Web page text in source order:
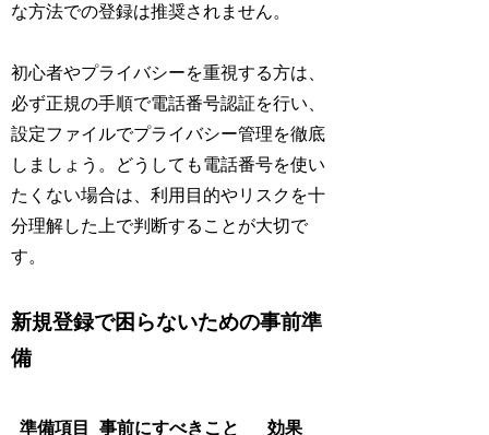
な方法での登録は推奨されません。
初心者やプライバシーを重視する方は、
必ず正規の手順で電話番号認証を行い、
設定ファイルでプライバシー管理を徹底
しましょう。どうしても電話番号を使い
たくない場合は、利用目的やリスクを十
分理解した上で判断することが大切で
す。
新規登録で困らないための事前準
備
準備項目 事前にすべきこと
効果